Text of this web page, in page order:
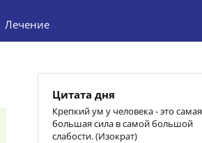
Лечение
Цитата дня
Крепкий ум у человека - это самая
большая сила в самой большой
слабости. (Изократ)